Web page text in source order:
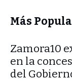
Más
​Zamora10
en la
del